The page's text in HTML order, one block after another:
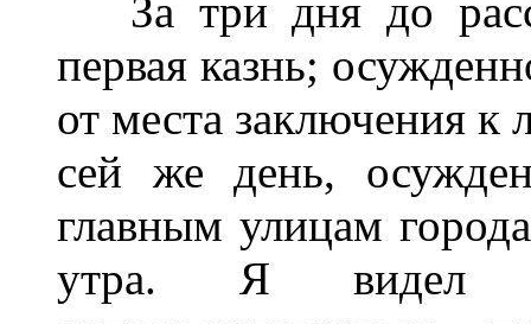
За три дня до
первая казнь;
от места заключения к
сей же день,
главным улицам
утра. Я видел